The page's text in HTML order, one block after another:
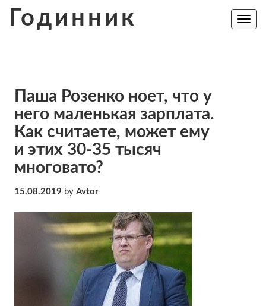
Годинник
Toggle
Паша Розенко ноет, что у
него маленькая зарплата.
Как считаете, может ему
и этих 30-35 тысяч
многовато?
15.08.2019 by Avtor